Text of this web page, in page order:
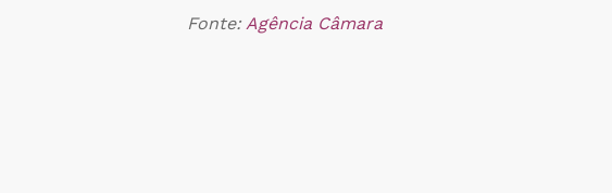
Fonte: Agência Câmara